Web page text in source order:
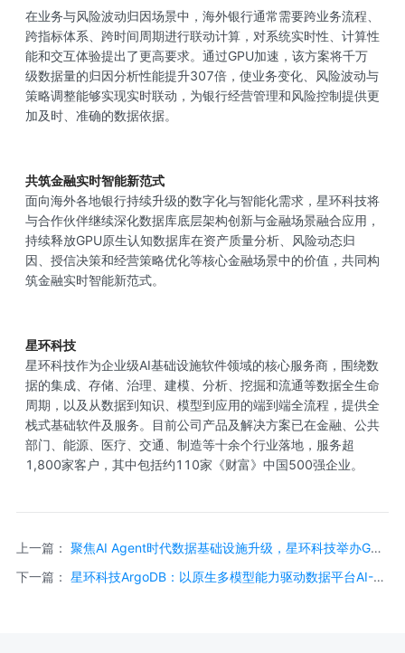
在业务与风险波动归因场景中，海外银行通常需要跨业务流程、
跨指标体系、跨时间周期进行联动计算，对系统实时性、计算性
能和交互体验提出了更高要求。通过GPU加速，该方案将千万
级数据量的归因分析性能提升307倍，使业务变化、风险波动与
策略调整能够实现实时联动，为银行经营管理和风险控制提供更
加及时、准确的数据依据。
共筑金融实时智能新范式
面向海外各地银行持续升级的数字化与智能化需求，星环科技将
与合作伙伴继续深化数据库底层架构创新与金融场景融合应用，
持续释放GPU原生认知数据库在资产质量分析、风险动态归
因、授信决策和经营策略优化等核心金融场景中的价值，共同构
筑金融实时智能新范式。
星环科技
星环科技作为企业级AI基础设施软件领域的核心服务商，围绕数
据的集成、存储、治理、建模、分析、挖掘和流通等数据全生命
周期，以及从数据到知识、模型到应用的端到端全流程，提供全
栈式基础软件及服务。目前公司产品及解决方案已在金融、公共
部门、能源、医疗、交通、制造等十余个行业落地，服务超
1,800家客户，其中包括约110家《财富》中国500强企业。
上一篇：
聚焦AI Agent时代数据基础设施升级，星环科技举办GPU
下一篇：
星环科技ArgoDB：以原生多模型能力驱动数据平台AI-